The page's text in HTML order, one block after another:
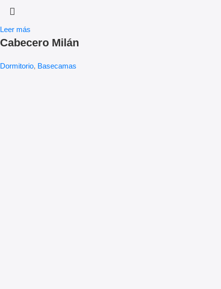
Leer más
Cabecero Milán
Dormitorio, Basecamas